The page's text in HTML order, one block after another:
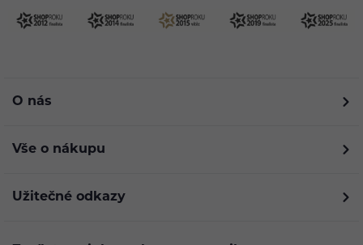
O nás
Vše o nákupu
Užitečné odkazy